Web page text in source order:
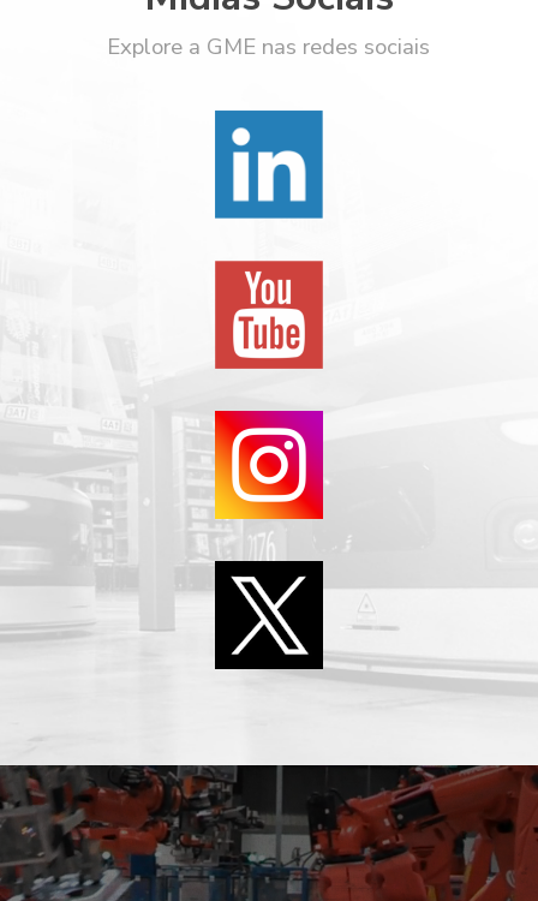
Explore a GME nas redes sociais